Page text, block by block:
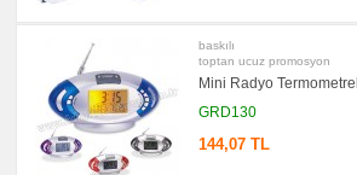
baskılı
toptan ucuz promosyon
Mini Radyo
GRD130
144,07 TL
Bloknot
promosyon
Bardak
Altlığı
&
Para
Tabağı